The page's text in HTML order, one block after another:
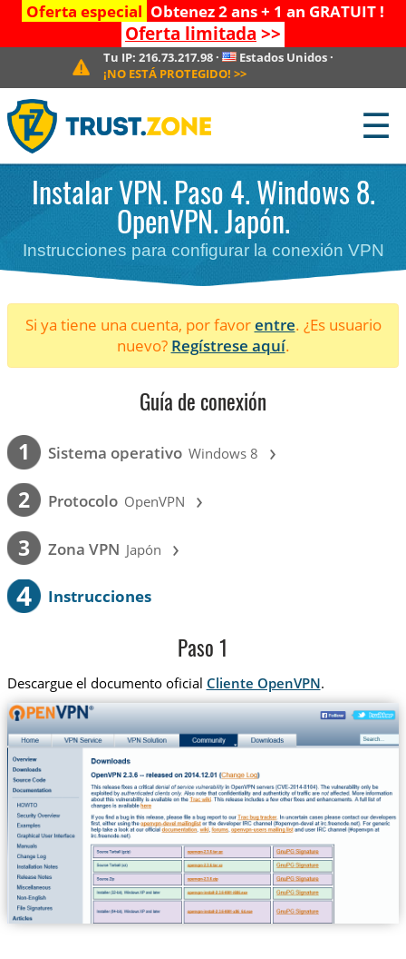
Oferta especial Obtenez 2 ans + 1 an GRATUIT !
Oferta limitada >>
Tu IP:216.73.217.98 · Estados Unidos·
¡NO ESTÁ PROTEGIDO! >>
☰
Instalar VPN. Paso 4. Windows 8.
OpenVPN. Japón.
Instrucciones para configurar la conexión VPN
Si ya tiene una cuenta, por favorentre. ¿Es usuario
nuevo? Regístrese aquí.
Guía de conexión
1 Sistema operativo Windows 8 ›
2 Protocolo OpenVPN ›
3 Zona VPN Japón ›
4 Instrucciones
Paso 1
Descargue el documento oficial Cliente OpenVPN.